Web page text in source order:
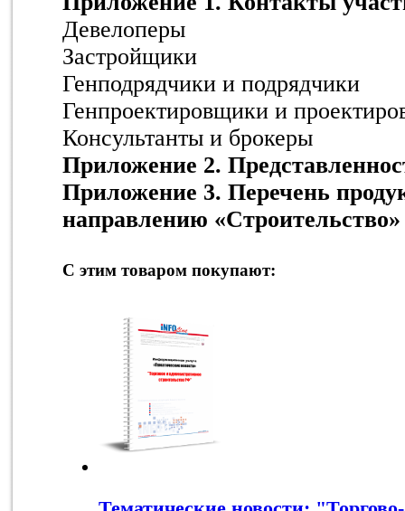
Девелоперы
Застройщики
Генподрядчики и подрядчики
Генпроектировщики и
Консультанты и брокеры
Приложение 2.
Приложение 3. Перечень
направлению «Строительство»
С этим товаром покупают: